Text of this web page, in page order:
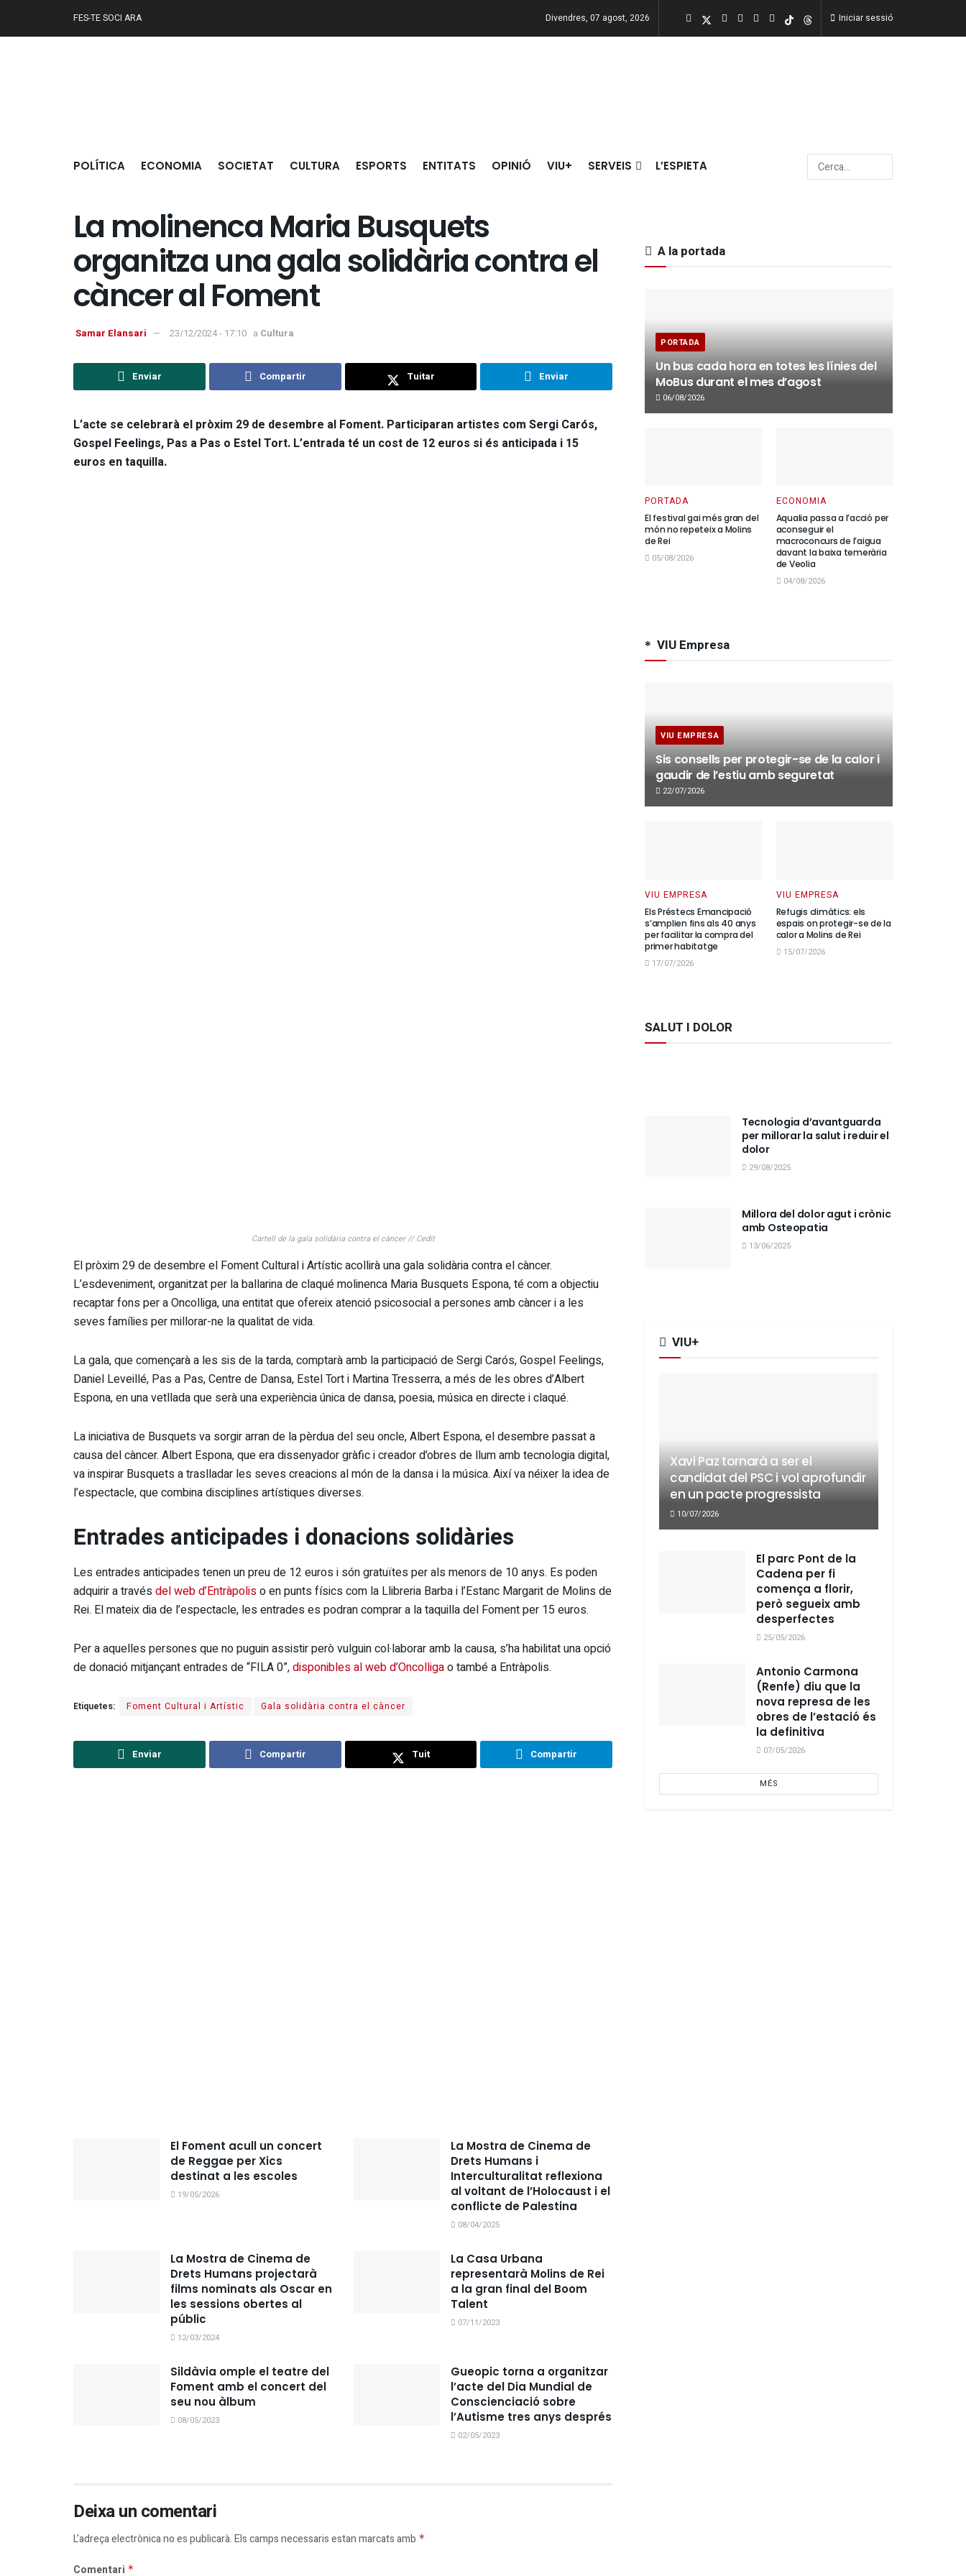
FES-TE SOCI ARA Divendres, 07 agost, 2026 Iniciar sessió
POLÍTICA ECONOMIA SOCIETAT CULTURA ESPORTS ENTITATS OPINIÓ VIU+ SERVEIS L’ESPIETA
La molinenca Maria Busquets
organitza una gala solidària contra el
càncer al Foment
Samar Elansari 23/12/2024 - 17:10 a Cultura
Enviar Compartir Tuitar Enviar
L’acte se celebrarà el pròxim 29 de desembre al Foment. Participaran artistes com Sergi Carós,
Gospel Feelings, Pas a Pas o Estel Tort. L’entrada té un cost de 12 euros si és anticipada i 15
euros en taquilla.
Cartell de la gala solidària contra el càncer // Cedit
El pròxim 29 de desembre el Foment Cultural i Artístic acollirà una gala solidària contra el càncer.
L’esdeveniment, organitzat per la ballarina de claqué molinenca Maria Busquets Espona, té com a objectiu
recaptar fons per a Oncolliga, una entitat que ofereix atenció psicosocial a persones amb càncer i a les
seves famílies per millorar-ne la qualitat de vida.
La gala, que començarà a les sis de la tarda, comptarà amb la participació de Sergi Carós, Gospel Feelings,
Daniel Leveillé, Pas a Pas, Centre de Dansa, Estel Tort i Martina Tresserra, a més de les obres d’Albert
Espona, en una vetllada que serà una experiència única de dansa, poesia, música en directe i claqué.
La iniciativa de Busquets va sorgir arran de la pèrdua del seu oncle, Albert Espona, el desembre passat a
causa del càncer. Albert Espona, que era dissenyador gràfic i creador d’obres de llum amb tecnologia digital,
va inspirar Busquets a traslladar les seves creacions al món de la dansa i la música. Així va néixer la idea de
l’espectacle, que combina disciplines artístiques diverses.
Entrades anticipades i donacions solidàries
Les entrades anticipades tenen un preu de 12 euros i són gratuïtes per als menors de 10 anys. Es poden
adquirir a travésdel web d’Entràpoliso en punts físics com la Llibreria Barba i l’Estanc Margarit de Molins de
Rei. El mateix dia de l’espectacle, les entrades es podran comprar a la taquilla del Foment per 15 euros.
Per a aquelles persones que no puguin assistir però vulguin col·laborar amb la causa, s’ha habilitat una opció
de donació mitjançant entrades de “FILA 0”,disponibles al web d’Oncolligao també a Entràpolis.
Etiquetes: Foment Cultural i Artístic Gala solidària contra el càncer
Enviar Compartir Tuit Compartir
El Foment acull un concert
de Reggae per Xics
destinat a les escoles
19/05/2026
La Mostra de Cinema de
Drets Humans i
Interculturalitat reflexiona
al voltant de l’Holocaust i el
conflicte de Palestina
08/04/2025
La Mostra de Cinema de
Drets Humans projectarà
films nominats als Oscar en
les sessions obertes al
públic
12/03/2024
La Casa Urbana
representarà Molins de Rei
a la gran final del Boom
Talent
07/11/2023
Sildàvia omple el teatre del
Foment amb el concert del
seu nou àlbum
08/05/2023
Gueopic torna a organitzar
l’acte del Dia Mundial de
Conscienciació sobre
l’Autisme tres anys després
02/05/2023
Deixa un comentari
L'adreça electrònica no es publicarà.Els camps necessaris estan marcats amb *
Comentari *
A la portada
PORTADA
Un bus cada hora en totes les línies del
MoBus durant el mes d’agost
06/08/2026
PORTADA
El festival gai més gran del
món no repeteix a Molins
de Rei
05/08/2026
ECONOMIA
Aqualia passa a l’acció per
aconseguir el
macroconcurs de l’aigua
davant la baixa temerària
de Veolia
04/08/2026
VIU Empresa
VIU EMPRESA
Sis consells per protegir-se de la calor i
gaudir de l’estiu amb seguretat
22/07/2026
VIU EMPRESA
Els Préstecs Emancipació
s’amplien fins als 40 anys
per facilitar la compra del
primer habitatge
17/07/2026
VIU EMPRESA
Refugis climàtics: els
espais on protegir-se de la
calor a Molins de Rei
15/07/2026
SALUT I DOLOR
Tecnologia d’avantguarda
per millorar la salut i reduir el
dolor
29/08/2025
Millora del dolor agut i crònic
amb Osteopatia
13/06/2025
VIU+
Xavi Paz tornarà a ser el
candidat del PSC i vol aprofundir
en un pacte progressista
10/07/2026
El parc Pont de la
Cadena per fi
comença a florir,
però segueix amb
desperfectes
25/05/2026
Antonio Carmona
(Renfe) diu que la
nova represa de les
obres de l’estació és
la definitiva
07/05/2026
MÉS